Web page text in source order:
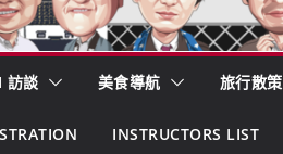
訪談 美食導航 旅行散策
INSTRUCTORS LIST